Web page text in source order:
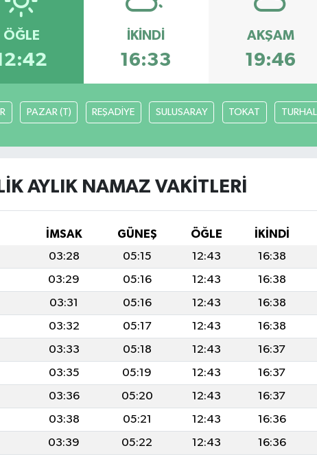
ÖĞLE İKINDI
16:33
AKŞAM
19:46
PAZAR (T) REŞADİYE SULUSARAY TOKAT TURHAL
AYLIK NAMAZ VAKITLERI
İMSAK GÜNEŞ ÖĞLE İKINDI
03:28 05:15 12:43 16:38
03:29 05:16 12:43 16:38
03:31 05:16 12:43 16:38
03:32 05:17 12:43 16:38
03:33 05:18 12:43 16:37
03:35 05:19 12:43 16:37
03:36 05:20 12:43 16:37
03:38 05:21 12:43 16:36
03:39 05:22 12:43 16:36